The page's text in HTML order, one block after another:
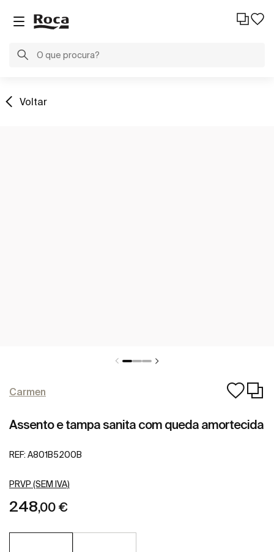
Voltar
Carmen
Assento e tampa sanita com queda amortecida
REF: A801B5200B
PRVP (SEM IVA)
248,00 €